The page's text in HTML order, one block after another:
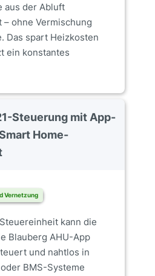
aus der Abluft
ohne Vermischung
Das spart Heizkosten
ein konstantes
Steuerung mit App-
Home-
Vernetzung
kann die
Blauberg AHU-App
und nahtlos in
BMS-Systeme